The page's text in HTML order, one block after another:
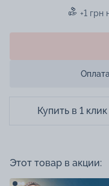
+1 грн
Купить в 1 клик
Этот товар в акции: